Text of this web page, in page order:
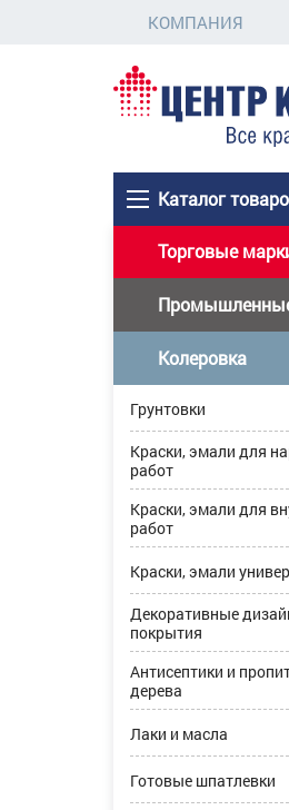
КОМПАНИЯ
Каталог
Торговые
Колеровка
Грунтовки
Краски, эмали для
работ
Краски, эмали для
работ
Краски, эмали
Декоративные
покрытия
Антисептики и
дерева
Лаки и масла
Готовые шпатлевки